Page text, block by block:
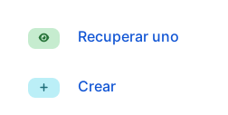
Recuperar uno
Crear